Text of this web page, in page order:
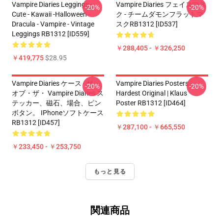
Vampire Diaries Leggings -
Cute - Kawaii -Halloween -
Dracula - Vampire - Vintage
Leggings RB1312 [ID559]
￥419,775$28.95
-20%
Vampire Diaries フェイスマス
ク - チームダモンフラットマ
スクRB1312 [ID537]
￥288,405 - ￥326,250
-20%
Vampire Diaries ケース - ザ・
オブ・ザ・ Vampire Diaries ス
テッカー、磁石、場合、ピン
ボタン。 IPhoneソフトケース
RB1312 [ID457]
￥233,450 - ￥253,750
-20%
Vampire Diaries Posters -
Hardest Original | Klaus
Poster RB1312 [ID464]
￥287,100 - ￥665,550
-20%
もっと見る
関連商品